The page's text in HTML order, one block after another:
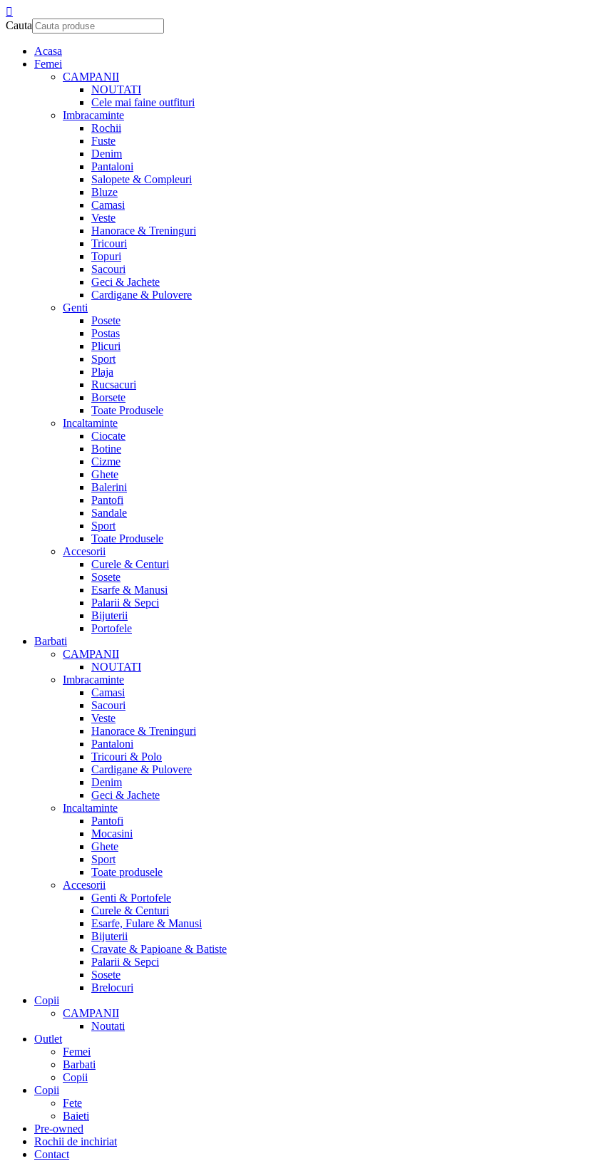
Cauta
Acasa
Femei
CAMPANII
NOUTATI
Cele mai faine outfituri
Imbracaminte
Rochii
Fuste
Denim
Pantaloni
Salopete & Compleuri
Bluze
Camasi
Veste
Hanorace & Treninguri
Tricouri
Topuri
Sacouri
Geci & Jachete
Cardigane & Pulovere
Genti
Posete
Postas
Plicuri
Sport
Plaja
Rucsacuri
Borsete
Toate Produsele
Incaltaminte
Ciocate
Botine
Cizme
Ghete
Balerini
Pantofi
Sandale
Sport
Toate Produsele
Accesorii
Curele & Centuri
Sosete
Esarfe & Manusi
Palarii & Sepci
Bijuterii
Portofele
Barbati
CAMPANII
NOUTATI
Imbracaminte
Camasi
Sacouri
Veste
Hanorace & Treninguri
Pantaloni
Tricouri & Polo
Cardigane & Pulovere
Denim
Geci & Jachete
Incaltaminte
Pantofi
Mocasini
Ghete
Sport
Toate produsele
Accesorii
Genti & Portofele
Curele & Centuri
Esarfe, Fulare & Manusi
Bijuterii
Cravate & Papioane & Batiste
Palarii & Sepci
Sosete
Brelocuri
Copii
CAMPANII
Noutati
Outlet
Femei
Barbati
Copii
Copii
Fete
Baieti
Pre-owned
Rochii de inchiriat
Contact